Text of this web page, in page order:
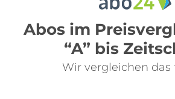
Abos im
“A” bis
Wir vergleichen das